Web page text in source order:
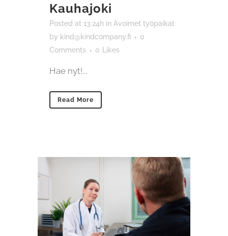
Kauhajoki
Posted at 13:24h in Avoimet työpaikat
by kind@kindcompany.fi
0
Comments
0 Likes
Hae nyt!...
Read More